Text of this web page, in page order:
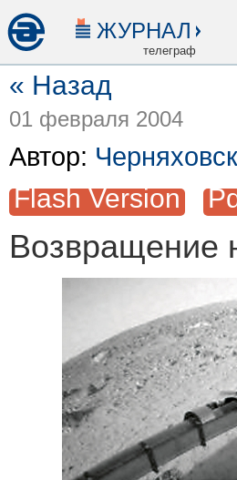
ЖУРНАЛ
телеграф
« Назад
01 февраля 2004
Автор:
Flash Version
Возвращение